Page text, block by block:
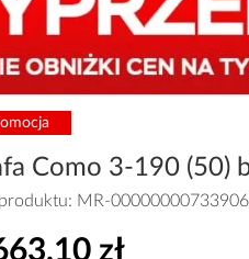
Como 3-190 (50)
MR-
zł